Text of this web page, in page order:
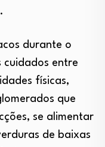
durante o
cuidados entre
físicas,
que
se alimentar
de baixas